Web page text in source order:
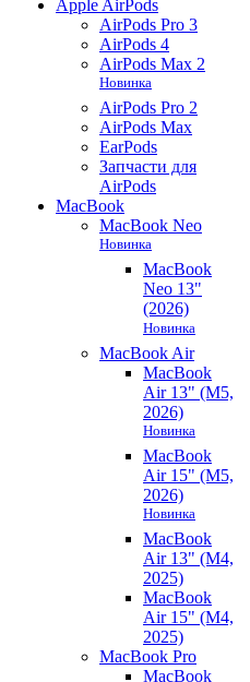
Apple AirPods
AirPods Pro 3
AirPods 4
AirPods Max 2
Новинка
AirPods Pro 2
AirPods Max
EarPods
Запчасти для
AirPods
MacBook
MacBook Neo
Новинка
MacBook
Neo 13"
(2026)
Новинка
MacBook Air
MacBook
Air 13" (M5,
2026)
Новинка
MacBook
Air 15" (M5,
2026)
Новинка
MacBook
Air 13" (M4,
2025)
MacBook
Air 15" (M4,
2025)
MacBook Pro
MacBook